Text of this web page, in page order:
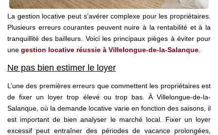
La gestion locative peut s’avérer complexe pour les propriétaires.
Plusieurs erreurs courantes peuvent nuire à la rentabilité et à la
tranquillité des bailleurs. Voici les principaux pièges à éviter pour
une gestion locative réussie à Villelongue-de-la-Salanque
Ne pas bien estimer le loyer
L’une des premières erreurs que commettent les propriétaires est
de fixer un loyer trop élevé ou trop bas. À Villelongue-de-la-
Salanque, où la demande locative varie en fonction des saisons, il
est important de bien analyser le marché local. Fixer un loyer
excessif peut entraîner des périodes de vacance prolongées,